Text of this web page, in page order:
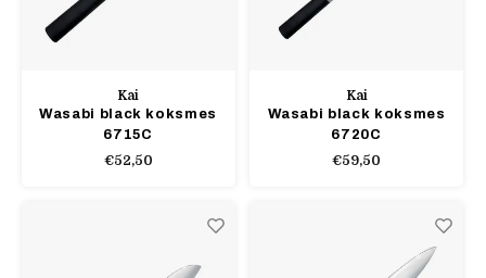
Kai
Wasabi black koksmes
6715C
€52,50
Kai
Wasabi black koksmes
6720C
€59,50